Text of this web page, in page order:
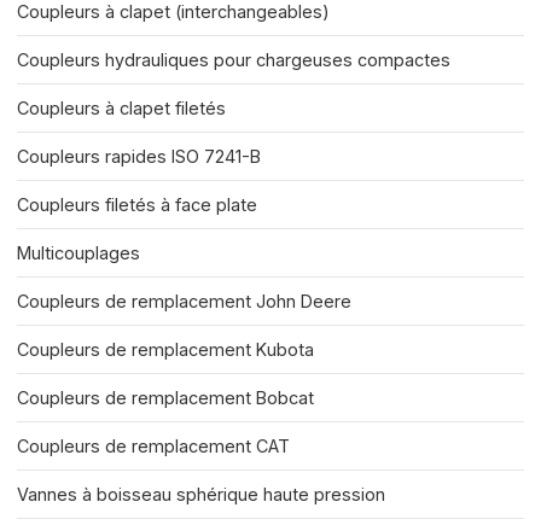
Coupleurs à clapet (interchangeables)
Coupleurs hydrauliques pour chargeuses compactes
Coupleurs à clapet filetés
Coupleurs rapides ISO 7241-B
Coupleurs filetés à face plate
Multicouplages
Coupleurs de remplacement John Deere
Coupleurs de remplacement Kubota
Coupleurs de remplacement Bobcat
Coupleurs de remplacement CAT
Vannes à boisseau sphérique haute pression